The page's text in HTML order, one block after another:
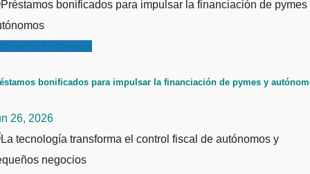
Empresas
bonificados para impulsar la financiación de pymes y
26, 2026